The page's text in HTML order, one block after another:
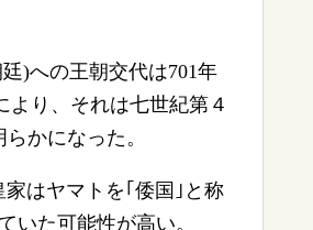
)への王朝交代は701年
り、それは七世紀第４
かになった。
はヤマトを｢倭国｣と称
いた可能性が高い。